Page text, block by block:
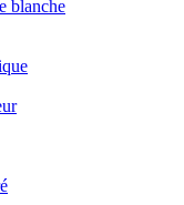
blanche